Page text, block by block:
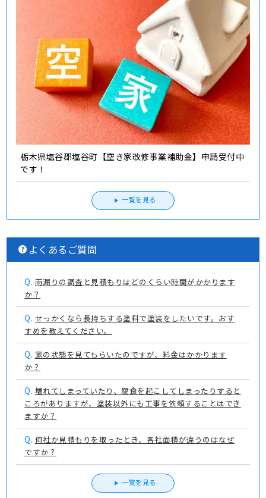
栃木県塩谷郡塩谷町【空き家改修事業補助金】申請受付中
です！
一覧を見る
よくあるご質問
Q. 雨漏りの調査と見積もりはどのくらい時間がかかります
か？
Q. せっかくなら長持ちする塗料で塗装をしたいです。おす
すめを教えてください。
Q. 家の状態を見てもらいたのですが、料金はかかります
か？
Q. 壊れてしまっていたり、腐食を起こしてしまったりすると
ころがありますが、塗装以外にも工事を依頼することはでき
ますか？
Q. 何社か見積もりを取ったとき、各社面積が違うのはなぜ
ですか？
一覧を見る